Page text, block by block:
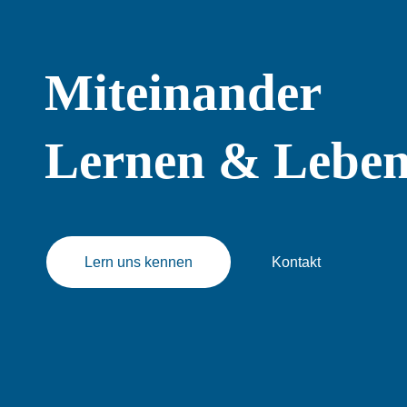
Miteinander
Lernen &
Lern uns kennen Kontakt